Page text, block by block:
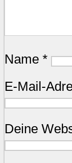
Name *
E-Mail-
Deine